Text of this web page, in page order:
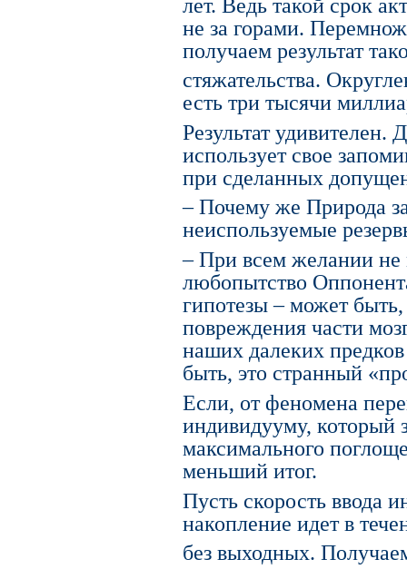
лет. Ведь такой срок
не за горами.
получаем результат
стяжательства.
есть три тысячи
Результат
использует свое
при сделанных
– Почему же Природа
неиспользуемые
– При всем желании не
любопытство
гипотезы – может
повреждения части
наших далеких
быть, это странный
Если, от феномена
индивидууму, который
максимального
меньший итог.
Пусть скорость ввода
накопление идет в
без выходных.